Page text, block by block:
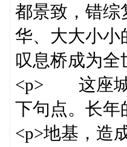
都景致，错综
华、大大小小
叹息桥成为全
<p> 这座城
下句点。长年
<p>地基，造